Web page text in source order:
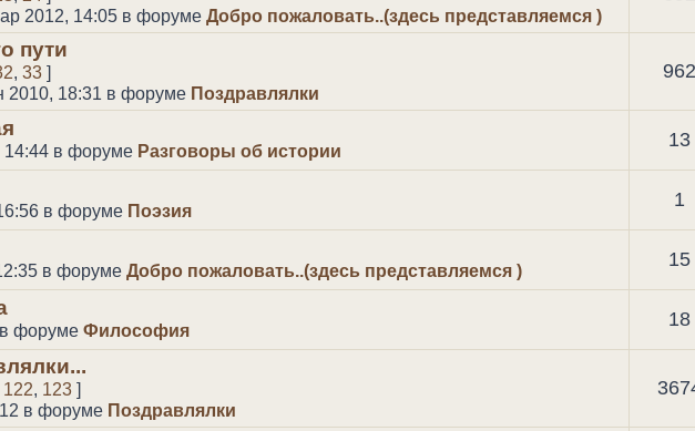
2012, 14:05 в форуме Добро пожаловать..(здесь представляемся )
пути
, 33 ]
2010, 18:31 в форуме Поздравлялки
962
14:44 в форуме Разговоры об истории
13
в форуме Поэзия
1
в форуме Добро пожаловать..(здесь представляемся )
15
форуме Философия
18
122, 123 ]
в форуме Поздравлялки